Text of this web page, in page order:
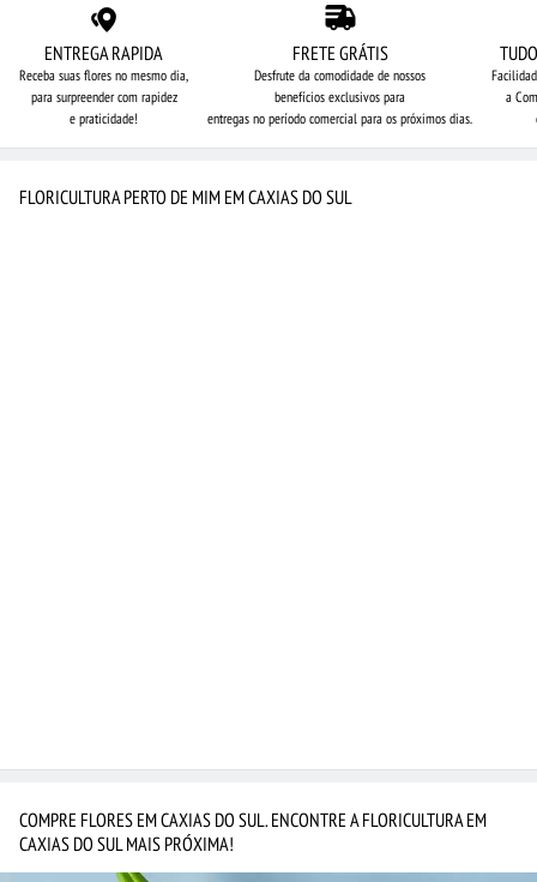
ENTREGA RAPIDA
Receba suas flores no mesmo dia,
para surpreender com rapidez
e praticidade!
FRETE GRÁTIS
Desfrute da comodidade de nossos
benefícios exclusivos para
entregas no período comercial para os próximos dias.
a
FLORICULTURA PERTO DE MIM EM CAXIAS DO SUL
COMPRE FLORES EM CAXIAS DO SUL. ENCONTRE A FLORICULTURA EM
CAXIAS DO SUL MAIS PRÓXIMA!